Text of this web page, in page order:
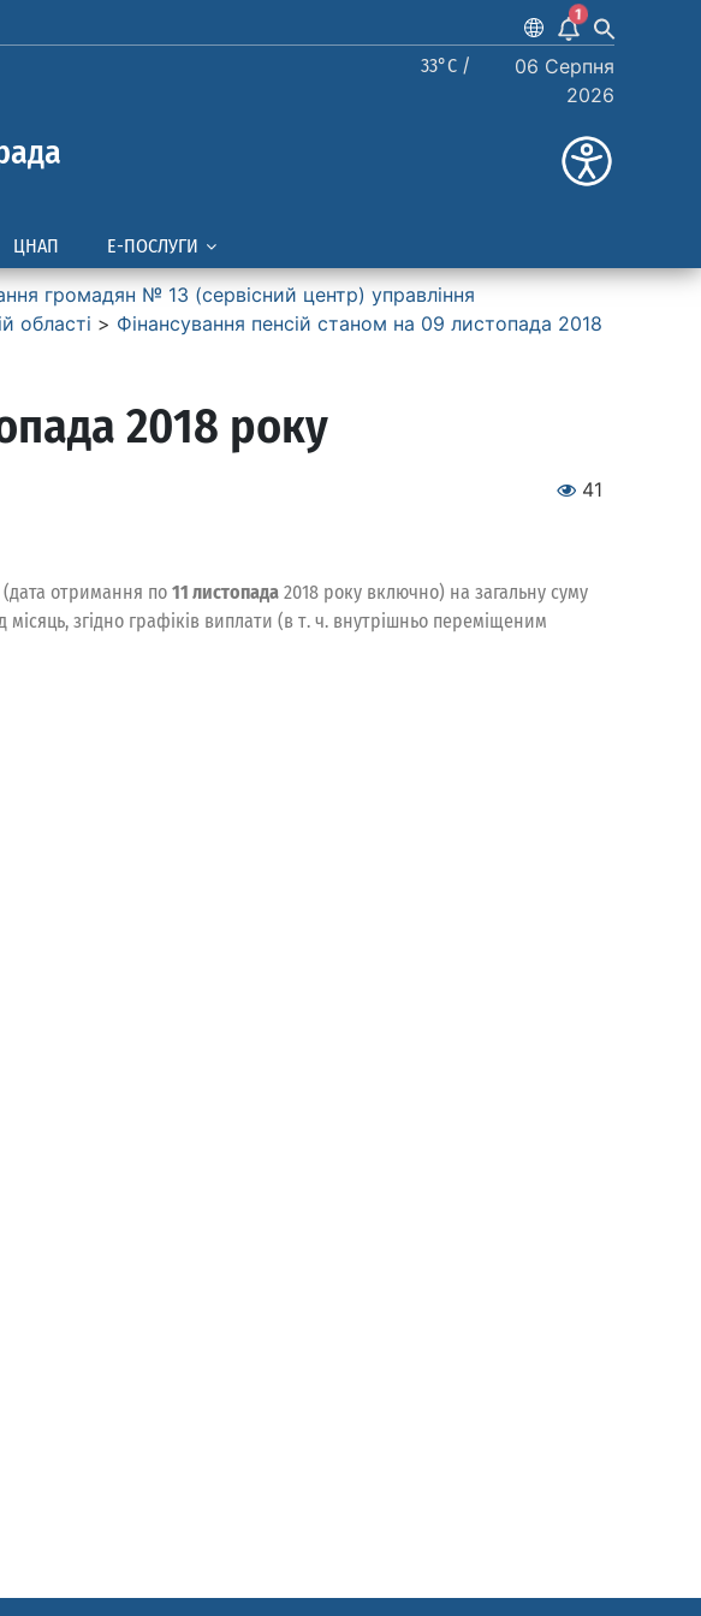
1
33°C /
06 Серпня
2026
ЦНАП Е-ПОСЛУГИ
громадян № 13 (сервiсний центр) управління
областi > Фінансування пенсій станом на 09 листопада 2018
2018 року
41
(дата отримання по 11 листопада 2018 року включно) на загальну суму
згідно графіків виплати (в т. ч. внутрішньо переміщеним